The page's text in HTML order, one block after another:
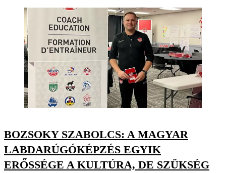
BOZSOKY SZABOLCS: A MAGYAR
LABDARÚGÓKÉPZÉS EGYIK
ERŐSSÉGE A KULTÚRA, DE SZÜKSÉG